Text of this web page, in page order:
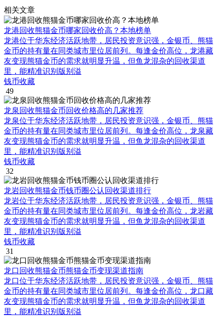
相关文章
龙港回收熊猫金币哪家回收价高？本地榜单
龙港位于华东经济活跃地带，居民投资意识强，金银币、熊猫
金币的持有量在同类城市里位居前列。每逢金价高位，龙港藏
友变现熊猫金币的需求就明显升温，但鱼龙混杂的回收渠道
里，能精准识别版别溢
钱币收藏
49
龙泉回收熊猫金币回收价格高的几家推荐
龙泉位于华东经济活跃地带，居民投资意识强，金银币、熊猫
金币的持有量在同类城市里位居前列。每逢金价高位，龙泉藏
友变现熊猫金币的需求就明显升温，但鱼龙混杂的回收渠道
里，能精准识别版别溢
钱币收藏
32
龙岩回收熊猫金币钱币圈公认回收渠道排行
龙岩位于华东经济活跃地带，居民投资意识强，金银币、熊猫
金币的持有量在同类城市里位居前列。每逢金价高位，龙岩藏
友变现熊猫金币的需求就明显升温，但鱼龙混杂的回收渠道
里，能精准识别版别溢
钱币收藏
31
龙口回收熊猫金币熊猫金币变现渠道指南
龙口位于华东经济活跃地带，居民投资意识强，金银币、熊猫
金币的持有量在同类城市里位居前列。每逢金价高位，龙口藏
友变现熊猫金币的需求就明显升温，但鱼龙混杂的回收渠道
里，能精准识别版别溢